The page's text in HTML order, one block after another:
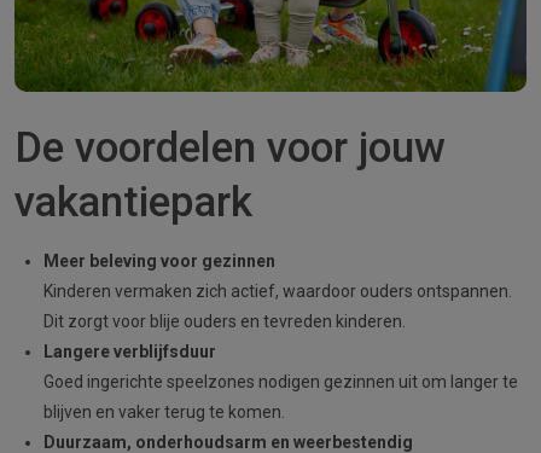
De voordelen voor jouw
vakantiepark
Meer beleving voor gezinnen
Kinderen vermaken zich actief, waardoor ouders ontspannen.
Dit zorgt voor blije ouders en tevreden kinderen.
Langere verblijfsduur
Goed ingerichte speelzones nodigen gezinnen uit om langer te
blijven en vaker terug te komen.
Duurzaam, onderhoudsarm en weerbestendig